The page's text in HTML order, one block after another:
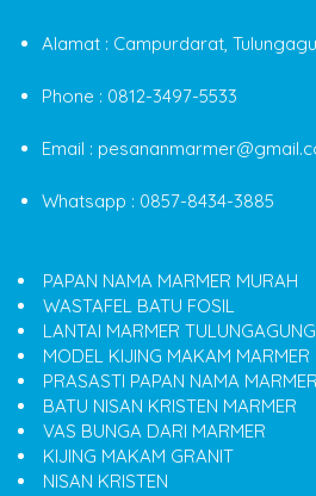
Alamat : Campurdarat,
Phone : 0812-3497-5533
Email :
Whatsapp : 0857-8434-3885
PAPAN NAMA MARMER MURAH
WASTAFEL BATU FOSIL
LANTAI MARMER TULUNGAGUNG
MODEL KIJING MAKAM MARMER
PRASASTI PAPAN NAMA MARMER
BATU NISAN KRISTEN MARMER
VAS BUNGA DARI MARMER
KIJING MAKAM GRANIT
NISAN KRISTEN